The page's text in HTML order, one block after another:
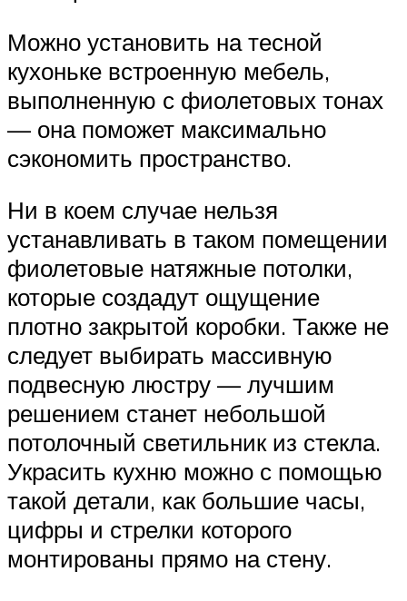
Можно установить на тесной
кухоньке встроенную мебель,
выполненную с фиолетовых тонах
— она поможет максимально
сэкономить пространство.
Ни в коем случае нельзя
устанавливать в таком помещении
фиолетовые натяжные потолки,
которые создадут ощущение
плотно закрытой коробки. Также не
следует выбирать массивную
подвесную люстру — лучшим
решением станет небольшой
потолочный светильник из стекла.
Украсить кухню можно с помощью
такой детали, как большие часы,
цифры и стрелки которого
монтированы прямо на стену.